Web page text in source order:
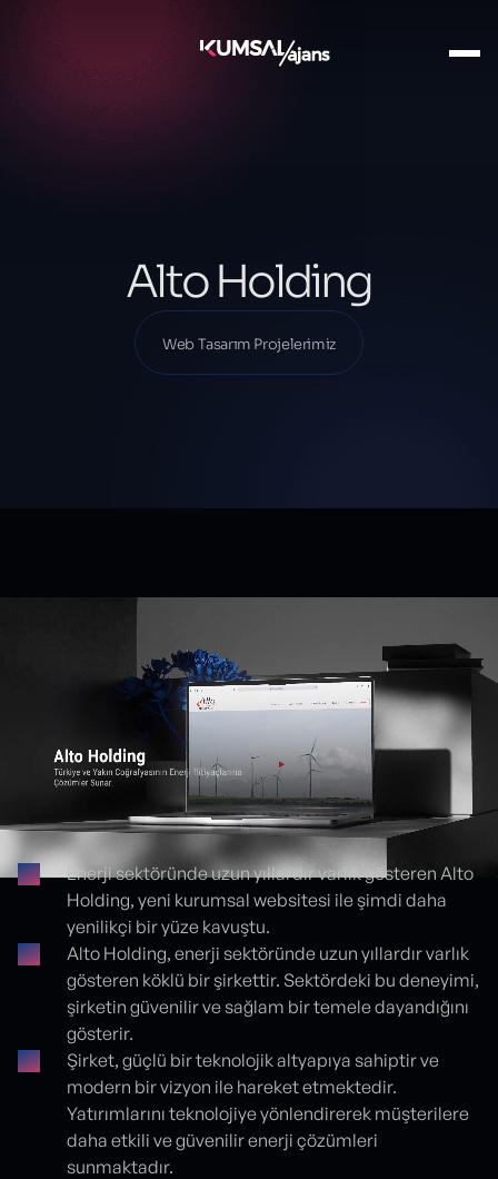
Projelerimiz
Web Tasarım Projelerimiz
Alto Holding
Web Tasarım Projelerimiz
Proje detayları
Enerji sektöründe uzun yıllardır varlık gösteren Alto
Holding, yeni kurumsal websitesi ile şimdi daha
yenilikçi bir yüze kavuştu.
Alto Holding, enerji sektöründe uzun yıllardır varlık
gösteren köklü bir şirkettir. Sektördeki bu deneyimi,
şirketin güvenilir ve sağlam bir temele dayandığını
gösterir.
Şirket, güçlü bir teknolojik altyapıya sahiptir ve
modern bir vizyon ile hareket etmektedir.
Yatırımlarını teknolojiye yönlendirerek müşterilere
daha etkili ve güvenilir enerji çözümleri
sunmaktadır.